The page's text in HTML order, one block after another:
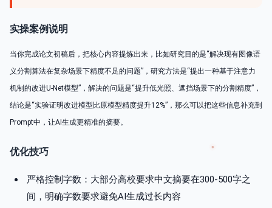
实操案例说明
当你完成论文初稿后，把核心内容提炼出来，比如研究目的是“解决现有图像语
义分割算法在复杂场景下精度不足的问题”，研究方法是“提出一种基于注意力
机制的改进U-Net模型”，解决的问题是“提升低光照、遮挡场景下的分割精度”，
结论是“实验证明改进模型比原模型精度提升12%”，那么可以把这些信息补充到
Prompt中，让AI生成更精准的摘要。
优化技巧
严格控制字数：大部分高校要求中文摘要在300-500字之
间，明确字数要求避免AI生成过长内容